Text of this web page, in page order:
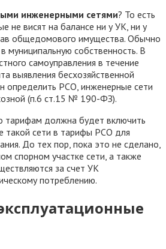
инженерными сетями? То есть
не висят на балансе ни у УК, ни у
общедомового имущества. Обычно
муниципальную собственность. В
самоуправления в течение
выявления бесхозяйственной
определить РСО, инженерные сети
(п.6 ст.15 № 190-ФЗ).
тарифам должна будет включить
такой сети в тарифы РСО для
До тех пор, пока это не сделано,
спорном участке сети, а также
за счет УК
потреблению.